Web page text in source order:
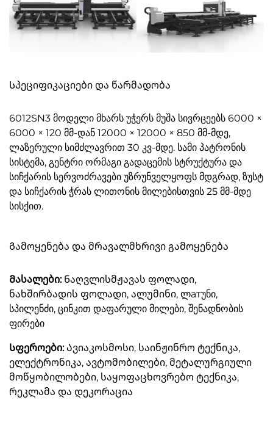
Სპეციფიკაციები და წარმადობა
6012SN3 მოდელი მხარს უჭერს მუშა სივრცეებს 6000 ×
6000 × 120 მმ-დან 12000 × 12000 × 850 მმ-მდე,
ლაზერული სიმძლავრით 30 კვ-მდე. სამი პატრონის
სისტემა, გენტრი ორმაგი გადაცემის სტრუქტურა და
სიჩქარის სერვოძრავები უზრუნველყოფს მდგრად, ზუსტ
და სიჩქარის ჭრას ლითონის მილებისთვის 25 მმ-მდე
სისქით.
Გამოყენება და მრავალმხრივი გამოყენება
Მასალები: Ნაღვლისმჟავას ფოლადი,
ნახშირბადის ფოლადი, ალუმინი, ლатუნი,
სპილენძი, ცინკით დაფარული მილები, შენადნობის
ფირები
Სფეროები: Ავიაკოსმოსი, საინჟინრო ტექნიკა,
ელექტრონიკა, ავტომობილები, მეტალურგიული
მოწყობილობები, საყოფაცხოვრებო ტექნიკა,
რეკლამა და დეკორაცია